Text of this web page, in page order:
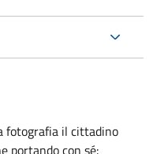
fotografia il cittadino
portando con sé: